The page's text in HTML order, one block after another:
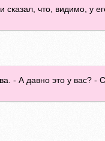
сказал, что, видимо, у
- А давно это у вас? -